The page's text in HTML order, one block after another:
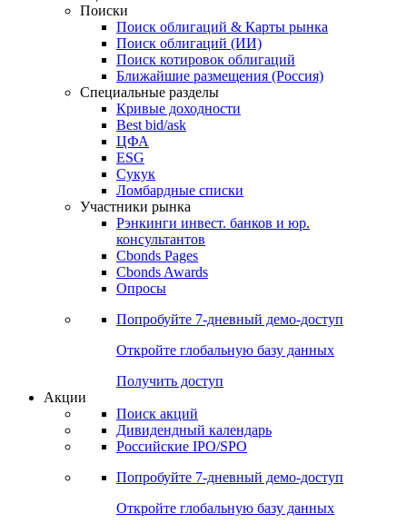
Поиски
Поиск облигаций & Карты рынка
Поиск облигаций (ИИ)
Поиск котировок облигаций
Ближайшие размещения (Россия)
Специальные разделы
Кривые доходности
Best bid/ask
ЦФА
ESG
Сукук
Ломбардные списки
Участники рынка
Рэнкинги инвест. банков и юр.
консультантов
Cbonds Pages
Cbonds Awards
Опросы
Попробуйте 7-дневный демо-доступ
Откройте глобальную базу данных
Получить доступ
Акции
Поиск акций
Дивидендный календарь
Российские IPO/SPO
Попробуйте 7-дневный демо-доступ
Откройте глобальную базу данных